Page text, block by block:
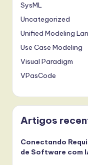
SysML
Uncategorized
Unified Modeling
Use Case Modeling
Visual Paradigm
VPasCode
Artigos
Conectando
de Software com